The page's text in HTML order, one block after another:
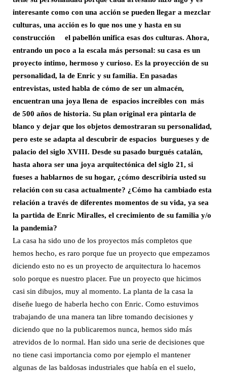
interesante como con una acción se pueden llegar a mezclar
culturas, una acción es lo que nos une y hasta en su
construcción el pabellón unifica esas dos culturas. Ahora,
entrando un poco a la escala más personal: su casa es un
proyecto íntimo, hermoso y curioso. Es la proyección de su
personalidad, la de Enric y su familia. En pasadas
entrevistas, usted habla de cómo de ser un almacén,
encuentran una joya llena de espacios increíbles con más
de 500 años de historia. Su plan original era pintarla de
blanco y dejar que los objetos demostraran su personalidad,
pero este se adapta al descubrir de espacios burgueses y de
palacio del siglo XVIII. Desde su pasado burgués catalán,
hasta ahora ser una joya arquitectónica del siglo 21, si
fueses a hablarnos de su hogar, ¿cómo describiría usted su
relación con su casa actualmente? ¿Cómo ha cambiado esta
relación a través de diferentes momentos de su vida, ya sea
la partida de Enric Miralles, el crecimiento de su familia y/o
la pandemia?
La casa ha sido uno de los proyectos más completos que
hemos hecho, es raro porque fue un proyecto que empezamos
diciendo esto no es un proyecto de arquitectura lo hacemos
solo porque es nuestro placer. Fue un proyecto que hicimos
casi sin dibujos, muy al momento. La planta de la casa la
diseñe luego de haberla hecho con Enric. Como estuvimos
trabajando de una manera tan libre tomando decisiones y
diciendo que no la publicaremos nunca, hemos sido más
atrevidos de lo normal. Han sido una serie de decisiones que
no tiene casi importancia como por ejemplo el mantener
algunas de las baldosas industriales que había en el suelo,